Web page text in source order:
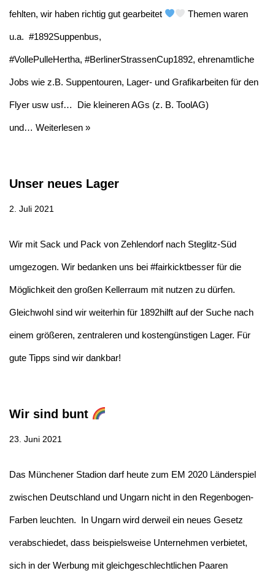
fehlten, wir haben richtig gut gearbeitet Themen waren
u.a. #1892Suppenbus,
#VollePulleHertha, #BerlinerStrassenCup1892, ehrenamtliche
Jobs wie z.B. Suppentouren, Lager- und Grafikarbeiten für den
Flyer usw usf… Die kleineren AGs (z. B. ToolAG)
und… Weiterlesen »
Unser neues Lager
2. Juli 2021
Wir mit Sack und Pack von Zehlendorf nach Steglitz-Süd
umgezogen. Wir bedanken uns bei #fairkicktbesser für die
Möglichkeit den großen Kellerraum mit nutzen zu dürfen.
Gleichwohl sind wir weiterhin für 1892hilft auf der Suche nach
einem größeren, zentraleren und kostengünstigen Lager. Für
gute Tipps sind wir dankbar!
Wir sind bunt
23. Juni 2021
Das Münchener Stadion darf heute zum EM 2020 Länderspiel
zwischen Deutschland und Ungarn nicht in den Regenbogen-
Farben leuchten. In Ungarn wird derweil ein neues Gesetz
verabschiedet, dass beispielsweise Unternehmen verbietet,
sich in der Werbung mit gleichgeschlechtlichen Paaren